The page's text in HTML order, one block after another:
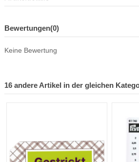
Bewertungen(0)
Keine Bewertung
16 andere Artikel in der gleichen